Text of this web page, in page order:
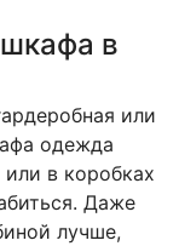
в
или
одежда
или в коробках
Даже
лучше,